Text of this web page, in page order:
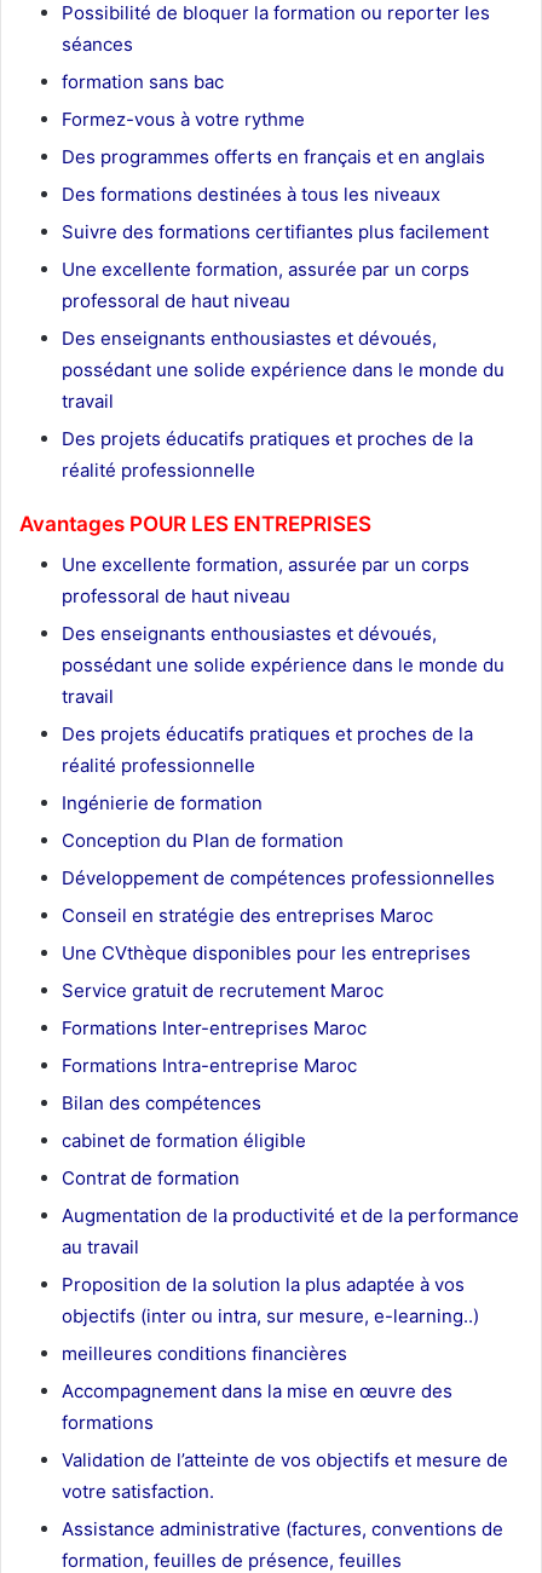
Possibilité de bloquer la formation ou reporter les
séances
formation sans bac
Formez-vous à votre rythme
Des programmes offerts en français et en anglais
Des formations destinées à tous les niveaux
Suivre des formations certifiantes plus facilement
Une excellente formation, assurée par un corps
professoral de haut niveau
Des enseignants enthousiastes et dévoués,
possédant une solide expérience dans le monde du
travail
Des projets éducatifs pratiques et proches de la
réalité professionnelle
Avantages POUR LES ENTREPRISES
Une excellente formation, assurée par un corps
professoral de haut niveau
Des enseignants enthousiastes et dévoués,
possédant une solide expérience dans le monde du
travail
Des projets éducatifs pratiques et proches de la
réalité professionnelle
Ingénierie de formation
Conception du Plan de formation
Développement de compétences professionnelles
Conseil en stratégie des entreprises Maroc
Une CVthèque disponibles pour les entreprises
Service gratuit de recrutement Maroc
Formations Inter-entreprises Maroc
Formations Intra-entreprise Maroc
Bilan des compétences
cabinet de formation éligible
Contrat de formation
Augmentation de la productivité et de la performance
au travail
Proposition de la solution la plus adaptée à vos
objectifs (inter ou intra, sur mesure, e-learning..)
meilleures conditions financières
Accompagnement dans la mise en œuvre des
formations
Validation de l’atteinte de vos objectifs et mesure de
votre satisfaction.
Assistance administrative (factures, conventions de
formation, feuilles de présence, feuilles